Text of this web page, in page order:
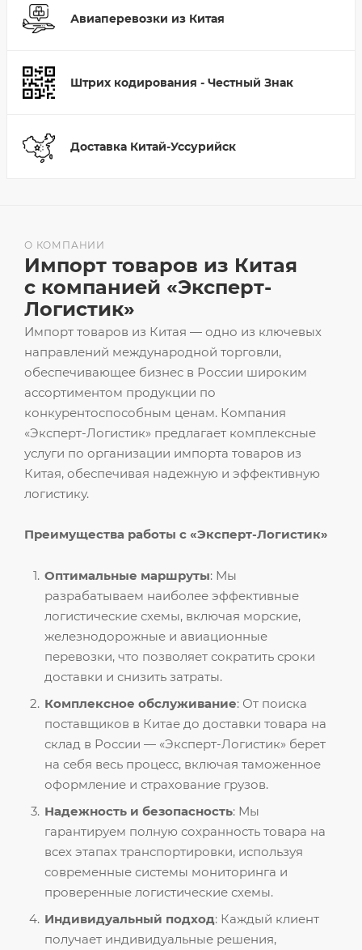
Авиаперевозки из Китая
Штрих кодирования - Честный Знак
Доставка Китай-Уссурийск
Импорт товаров из Китая — одно из ключевых
направлений международной торговли,
обеспечивающее бизнес в России широким
ассортиментом продукции по
конкурентоспособным ценам. Компания
«Эксперт-Логистик» предлагает комплексные
услуги по организации импорта товаров из
Китая, обеспечивая надежную и эффективную
логистику.
Преимущества работы с «Эксперт-Логистик»
Оптимальные маршруты: Мы
разрабатываем наиболее эффективные
логистические схемы, включая морские,
железнодорожные и авиационные
перевозки, что позволяет сократить сроки
доставки и снизить затраты.
Комплексное обслуживание: От поиска
поставщиков в Китае до доставки товара на
склад в России — «Эксперт-Логистик» берет
на себя весь процесс, включая таможенное
оформление и страхование грузов.
Надежность и безопасность: Мы
гарантируем полную сохранность товара на
всех этапах транспортировки, используя
современные системы мониторинга и
проверенные логистические схемы.
Индивидуальный подход: Каждый клиент
получает индивидуальные решения,
О КОМПАНИИ
Импорт товаров из Китая
с компанией «Эксперт-
Логистик»